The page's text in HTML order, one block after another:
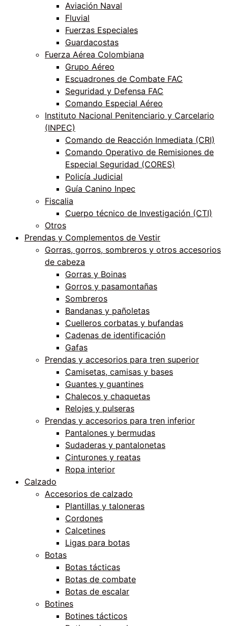
Aviación Naval
Fluvial
Fuerzas Especiales
Guardacostas
Fuerza Aérea Colombiana
Grupo Aéreo
Escuadrones de Combate FAC
Seguridad y Defensa FAC
Comando Especial Aéreo
Instituto Nacional Penitenciario y Carcelario
(INPEC)
Comando de Reacción Inmediata (CRI)
Comando Operativo de Remisiones de
Especial Seguridad (CORES)
Policía Judicial
Guía Canino Inpec
Fiscalia
Cuerpo técnico de Investigación (CTI)
Otros
Prendas y Complementos de Vestir
Gorras, gorros, sombreros y otros accesorios
de cabeza
Gorras y Boinas
Gorros y pasamontañas
Sombreros
Bandanas y pañoletas
Cuelleros corbatas y bufandas
Cadenas de identificación
Gafas
Prendas y accesorios para tren superior
Camisetas, camisas y bases
Guantes y guantines
Chalecos y chaquetas
Relojes y pulseras
Prendas y accesorios para tren inferior
Pantalones y bermudas
Sudaderas y pantalonetas
Cinturones y reatas
Ropa interior
Calzado
Accesorios de calzado
Plantillas y taloneras
Cordones
Calcetines
Ligas para botas
Botas
Botas tácticas
Botas de combate
Botas de escalar
Botines
Botines tácticos